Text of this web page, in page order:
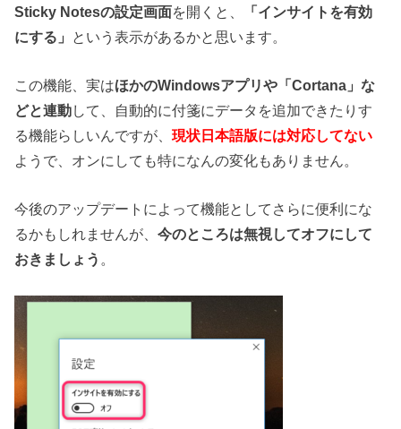
Sticky Notesの設定画面を開くと、
「インサイトを有効
にする」 という表示があるかと思います。
この機能、実はほかのWindowsアプリや「Cortana」な
どと連動して、自動的に付箋にデータを追加できたりす
る機能らしいんですが、現状日本語版には対応してない
ようで、オンにしても特になんの変化もありません。
今後のアップデートによって機能としてさらに便利にな
るかもしれませんが、今のところは無視してオフにして
おきましょう 。